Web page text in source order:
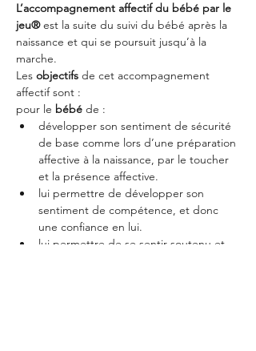
L’accompagnement affectif du bébé par le
jeu® est la suite du suivi du bébé après la
naissance et qui se poursuit jusqu’à la
marche.
Les objectifs de cet accompagnement
affectif sont :
pour le bébé de :
développer son sentiment de sécurité
de base comme lors d’une préparation
affective à la naissance, par le toucher
et la présence affective.
lui permettre de développer son
sentiment de compétence, et donc
une confiance en lui.
lui permettre de se sentir soutenu et